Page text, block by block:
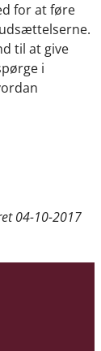
for at føre
til at give
i
04-10-2017